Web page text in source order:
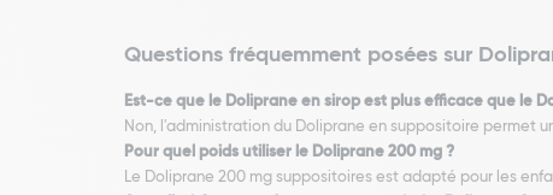
Questions fréquemment posées sur
Est-ce que le Doliprane en sirop est plus efficace que le
Non, l'administration du Doliprane en suppositoire permet
Pour quel poids utiliser le Doliprane 200 mg ?
Le Doliprane 200 mg suppositoires est adapté pour les